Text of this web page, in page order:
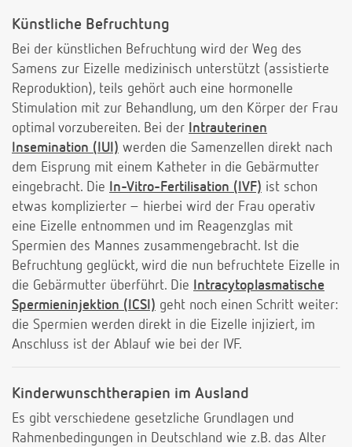
Künstliche Befruchtung
Bei der künstlichen Befruchtung wird der Weg des
Samens zur Eizelle medizinisch unterstützt (assistierte
Reproduktion), teils gehört auch eine hormonelle
Stimulation mit zur Behandlung, um den Körper der Frau
optimal vorzubereiten. Bei der Intrauterinen
Insemination (IUI) werden die Samenzellen direkt nach
dem Eisprung mit einem Katheter in die Gebärmutter
eingebracht. Die In-Vitro-Fertilisation (IVF) ist schon
etwas komplizierter – hierbei wird der Frau operativ
eine Eizelle entnommen und im Reagenzglas mit
Spermien des Mannes zusammengebracht. Ist die
Befruchtung geglückt, wird die nun befruchtete Eizelle in
die Gebärmutter überführt. Die Intracytoplasmatische
Spermieninjektion (ICSI) geht noch einen Schritt weiter:
die Spermien werden direkt in die Eizelle injiziert, im
Anschluss ist der Ablauf wie bei der IVF.
Kinderwunschtherapien im Ausland
Es gibt verschiedene gesetzliche Grundlagen und
Rahmenbedingungen in Deutschland wie z.B. das Alter